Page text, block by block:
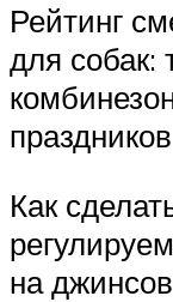
Рейтинг
для собак:
праздников
Как
на